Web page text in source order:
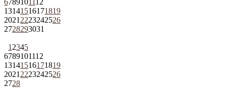
13141516171819
2021 2223242526
2728293031
1 2345
6789101112
13141516171819
2021 2223242526
2728